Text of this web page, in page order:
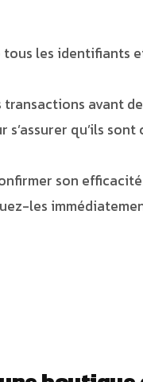
les identifiants
avant
qu’ils
son
les